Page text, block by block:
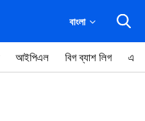
বাংলা
আইপিএল বিগ ব্যাশ লিগ